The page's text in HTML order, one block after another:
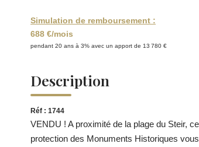
Simulation de remboursement :
688 €/mois
pendant 20 ans à 3% avec un apport de 13 780 €
Description
Réf : 1744
VENDU ! A proximité de la plage du Steir,
protection des Monuments Historiques